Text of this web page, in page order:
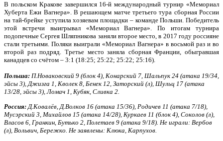
В польском Кракове завершился 16-й международный турнир «Мемориал
Хуберта Ежи Вагнера». В решающем матче третьего тура сборная России
на тай-брейке уступила хозяевам площадки – команде Польши. Победитель
этой встречи выигрывал «Мемориал Вагнера». По итогам турнира
подопечные Сергея Шляпникова заняли второе место, в 2017 году россияне
стали третьими. Поляки выиграли «Мемориал Вагнера» в восьмой раз и во
второй раз подряд. Третье место заняла сборная Франции, обыгравшая
канадцев со счётом – 3:1 (18:25; 25:22; 25:22; 25:16).
Польша: П.Новаковский 9 (блок 4), Конарский 7, Шальпук 24 (атака 19/34,
эйсы 3), Джизга 1, Кволек 8, Бенек 12, Заторский (л), Шульц 17 (атака
13/28, эйсы 3), Ломач 1, Кубяк, Сливка 2.
Россия:Д.Ковалёв, Д.Волков 16 (атака 15/36), Родичев 11 (атака 7/18),
Мусэрский 3, Михайлов 15 (атака 14/28), Куркаев 11 (блок 4), Соколов (л),
Власов 6, Гранкин, Бутько 2, Полетаев 9 (атака 9/18). Не играли: Вербов
(л), Вольвич, Бережко. Не заявлены: Клюка, Карпухов.